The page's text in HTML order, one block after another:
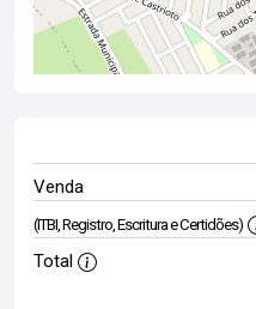
Venda
(ITBI, Registro, Escritura e Certidões)
Total